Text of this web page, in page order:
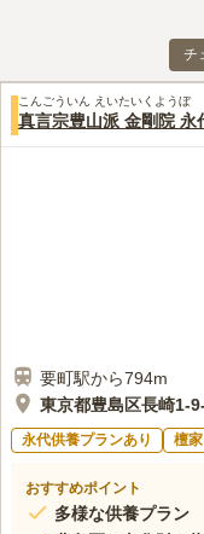
チ
こんごういん えいたいくようぼ
真言宗豊山派 金剛院 永
要町駅から794m
東京都豊島区長崎1-
永代供養プランあり 檀
おすすめポイント
多様な供養プラン